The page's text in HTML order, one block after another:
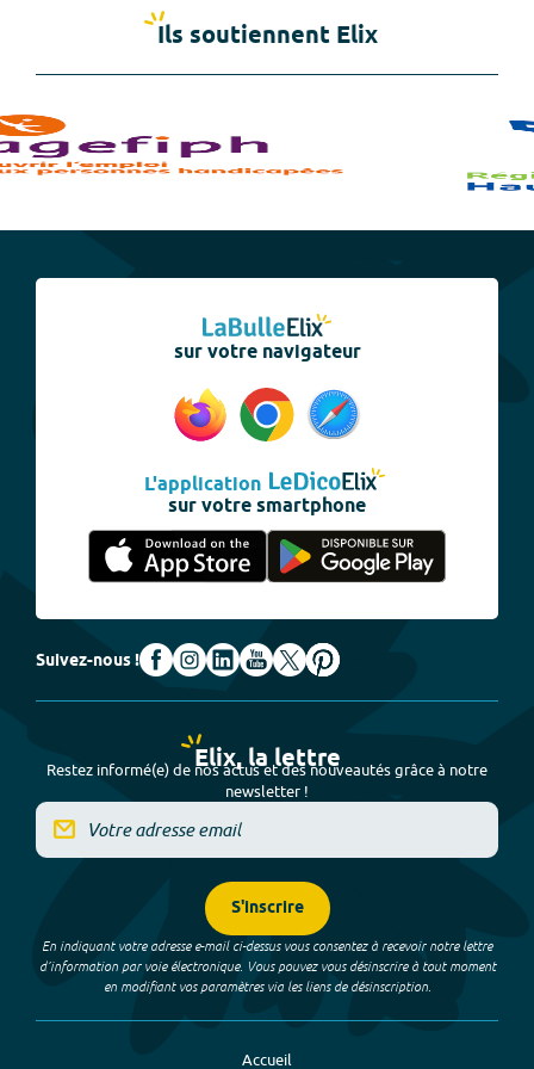
Ils soutiennent Elix
sur votre navigateur
L'application
sur votre smartphone
Suivez-nous !
Elix, la lettre
Restez informé(e) de nos actus et des nouveautés grâce à notre
newsletter !
S'inscrire
En indiquant votre adresse e-mail ci-dessus vous consentez à recevoir notre lettre
d’information par voie électronique. Vous pouvez vous désinscrire à tout moment
en modifiant vos paramètres via les liens de désinscription.
Accueil